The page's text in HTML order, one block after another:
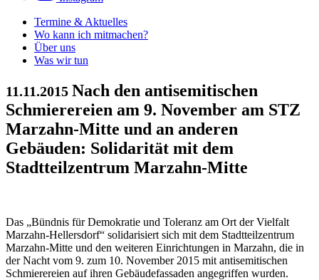
Termine & Aktuelles
Wo kann ich mitmachen?
Über uns
Was wir tun
11.11.2015 Nach den antisemitischen
Schmierereien am 9. November am STZ
Marzahn-Mitte und an anderen
Gebäuden: Solidarität mit dem
Stadtteilzentrum Marzahn-Mitte
Das „Bündnis für Demokratie und Toleranz am Ort der Vielfalt
Marzahn-Hellersdorf“ solidarisiert sich mit dem Stadtteilzentrum
Marzahn-Mitte und den weiteren Einrichtungen in Marzahn, die in
der Nacht vom 9. zum 10. November 2015 mit antisemitischen
Schmierereien auf ihren Gebäudefassaden angegriffen wurden.